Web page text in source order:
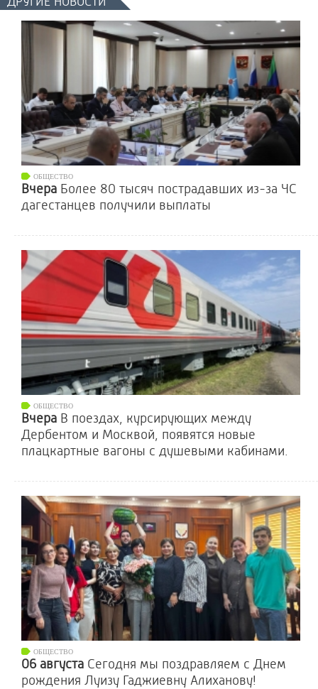
ОБЩЕСТВО
Вчера Более 80 тысяч пострадавших из-за ЧС
дагестанцев получили выплаты
ОБЩЕСТВО
Вчера В поездах, курсирующих между
Дербентом и Москвой, появятся новые
плацкартные вагоны с душевыми кабинами.
ОБЩЕСТВО
06 августа Сегодня мы поздравляем с Днем
рождения Луизу Гаджиевну Алиханову!